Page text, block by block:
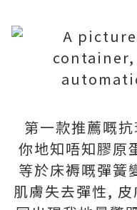
第一款推薦嘅
你地知唔知膠原
等於床褥嘅彈簧
肌膚失去彈性,